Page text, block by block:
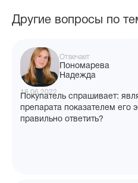
Другие вопросы по
Отвечает
Пономарева
Надежда
18.06.2022
Покупатель спрашивает:
препарата показателем его
правильно ответить?